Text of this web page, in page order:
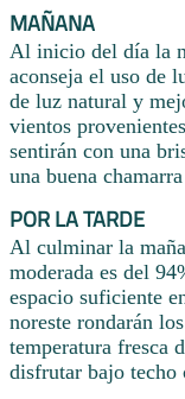
MAÑANA
Al inicio del día la
aconseja el uso de
de luz natural y
vientos
sentirán con una
una buena
POR LA TARDE
Al culminar la
moderada es del
espacio suficiente
noreste rondarán
temperatura fresca
disfrutar bajo techo